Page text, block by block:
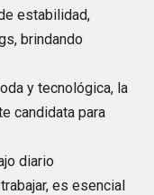
estabilidad,
brindando
y tecnológica, la
candidata para
diario
es esencial